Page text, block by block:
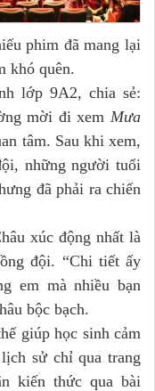
phim đã mang lại
khó quên.
lớp 9A2, chia sẻ:
mời đi xem Mưa
tâm. Sau khi xem,
những người tuổi
đã phải ra chiến
xúc động nhất là
đội. “Chi tiết ấy
em mà nhiều bạn
bộc bạch.
giúp học sinh cảm
sử chỉ qua trang
kiến thức qua bài